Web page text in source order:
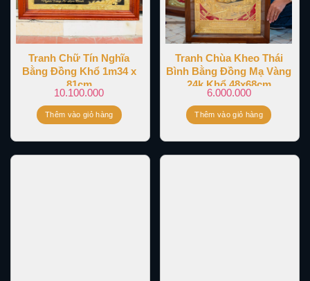
Tranh Chữ Tín Nghĩa
Bằng Đồng Khổ 1m34 x
81cm
10.100.000
Thêm vào giỏ hàng
Tranh Chùa Kheo Thái
Bình Bằng Đồng Mạ Vàng
24k Khổ 48x68cm
6.000.000
Thêm vào giỏ hàng